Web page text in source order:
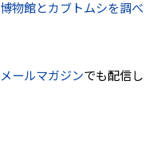
博物館とカブトムシを調べ
メールマガジンでも配信し